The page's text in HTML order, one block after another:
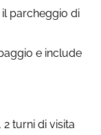
parcheggio di
e include
2 turni di visita